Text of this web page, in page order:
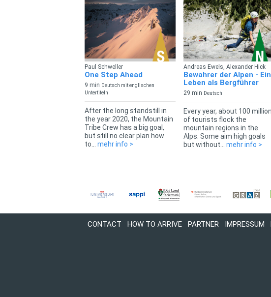
Paul Schweller
One Step Ahead
9 min Deutsch mit englischen
Untertiteln
After the long standstill in
the year 2020, the Mountain
Tribe Crew has a big goal,
but still no clear plan how
to... mehr info >
Andreas Ewels, Alexander Hick
Bewahrer der Alpen - Ein
Leben als Bergführer
29 min Deutsch
Every year, about 100 million
of tourists flock the
mountain regions in the
Alps. Some aim high goals
but without... mehr info >
CONTACT HOW TO ARRIVE PARTNER IMPRESSUM